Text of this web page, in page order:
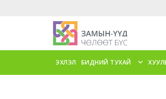
ЭХЛЭЛ БИДНИЙ ТУХАЙ